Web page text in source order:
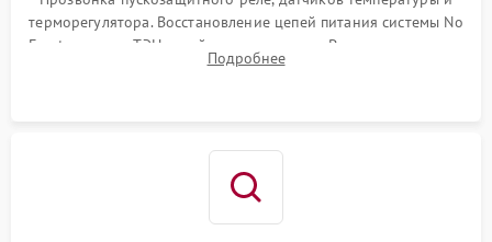
терморегулятора. Восстановление цепей питания системы No
Frost, включая ТЭН оттайки и вентилятор. Ремонт или замена
платы управления при сбоях алгоритмов.
Подробнее